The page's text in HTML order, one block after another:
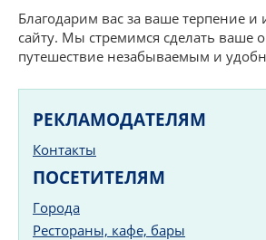
Благодарим вас за ваше терпение и
сайту. Мы стремимся сделать ваше
путешествие незабываемым и
РЕКЛАМОДАТЕЛЯМ
Контакты
ПОСЕТИТЕЛЯМ
Города
Рестораны, кафе, бары